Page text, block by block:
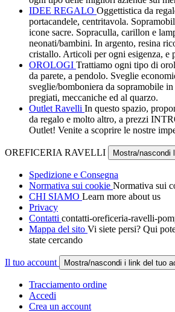
IDEE REGALO Oggettistica da
portacandele, centritavola.
icone sacre. Sopraculla, carillon e
neonati/bambini. In argento, resina
cristallo. Articoli per ogni esigenza, e
OROLOGI Trattiamo ogni tipo di
da parete, a pendolo. Sveglie
sveglie/bomboniera da sopramobile
pregiati, meccaniche ed al quarzo.
Outlet Ravelli In questo spazio,
da regalo e molto altro, a prezzi
Outlet! Venite a scoprire le nostre
OREFICERIA RAVELLI Mostra/nascondi
Spedizione e Consegna
Normativa sui cookie Normativa sui
CHI SIAMO Learn more about us
Privacy
Contatti contatti-oreficeria-ravelli-
Mappa del sito Vi siete persi? Qui
state cercando
Il tuo account Mostra/nascondi i link del tuo
Tracciamento ordine
Accedi
Crea un account